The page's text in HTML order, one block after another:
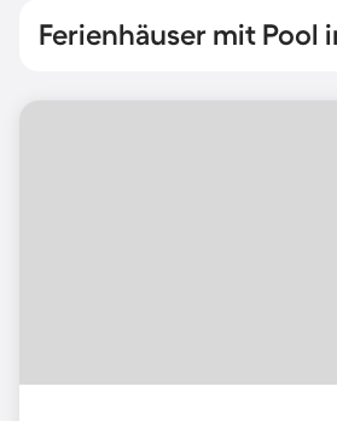
Ferienhäuser mit Pool